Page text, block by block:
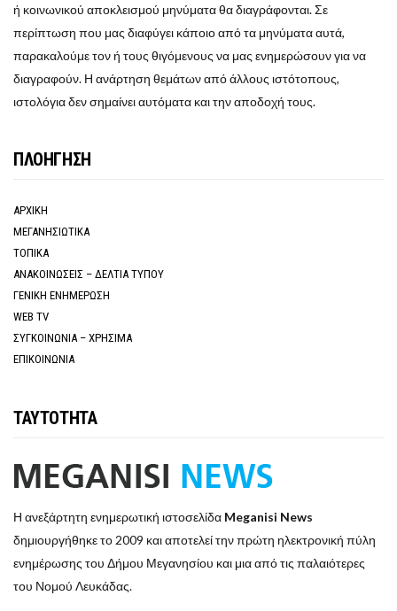
ή κοινωνικού αποκλεισμού μηνύματα θα διαγράφονται. Σε
περίπτωση που μας διαφύγει κάποιο από τα μηνύματα αυτά,
παρακαλούμε τον ή τους θιγόμενους να μας ενημερώσουν για να
διαγραφούν. Η ανάρτηση θεμάτων από άλλους ιστότοπους,
ιστολόγια δεν σημαίνει αυτόματα και την αποδοχή τους.
ΠΛΟΗΓΗΣΗ
ΑΡΧΙΚΗ
ΜΕΓΑΝΗΣΙΩΤΙΚΑ
ΤΟΠΙΚΑ
ΑΝΑΚΟΙΝΩΣΕΙΣ – ΔΕΛΤΙΑ ΤΥΠΟΥ
ΓΕΝΙΚΗ ΕΝΗΜΕΡΩΣΗ
WEB TV
ΣΥΓΚΟΙΝΩΝΙΑ – ΧΡΗΣΙΜΑ
ΕΠΙΚΟΙΝΩΝΙΑ
ΤΑΥΤΟΤΗΤΑ
Η ανεξάρτητη ενημερωτική ιστοσελίδα Meganisi News
δημιουργήθηκε το 2009 και αποτελεί την πρώτη ηλεκτρονική πύλη
ενημέρωσης του Δήμου Μεγανησίου και μια από τις παλαιότερες
του Νομού Λευκάδας.